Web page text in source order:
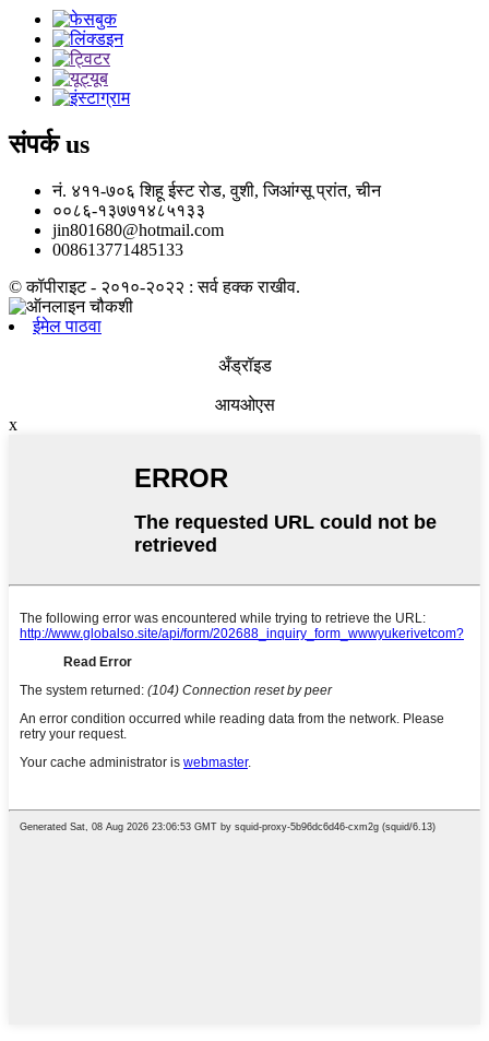
संपर्कus
नं. ४११-७०६ शिहू ईस्ट रोड, वुशी, जिआंग्सू प्रांत, चीन
००८६-१३७७१४८५१३३
jin801680@hotmail.com
008613771485133
© कॉपीराइट - २०१०-२०२२ : सर्व हक्क राखीव.
ईमेल पाठवा
अँड्रॉइड
आयओएस
x